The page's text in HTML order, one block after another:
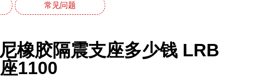
常见问题
橡胶隔震支座多少钱 LRB
1100